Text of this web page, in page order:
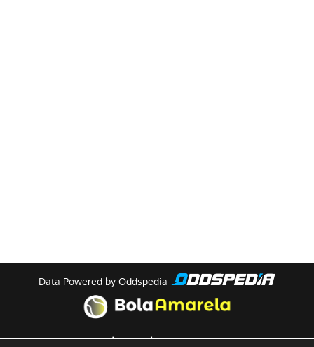
Data Powered by Oddspedia
theme bymeow